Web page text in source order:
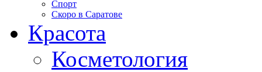
Спорт
Скоро в Саратове
Красота
Косметология